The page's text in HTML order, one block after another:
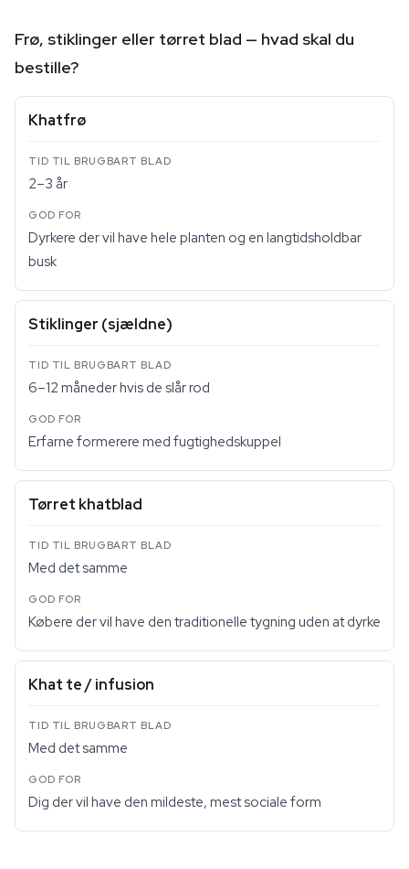
Frø, stiklinger eller tørret blad — hvad skal du
bestille?
Khatfrø
2–3 år
Dyrkere der vil have hele planten og en langtidsholdbar
busk
Stiklinger (sjældne)
6–12 måneder hvis de slår rod
Erfarne formerere med fugtighedskuppel
Tørret khatblad
Med det samme
Købere der vil have den traditionelle tygning uden at dyrke
Khat te / infusion
Med det samme
Dig der vil have den mildeste, mest sociale form